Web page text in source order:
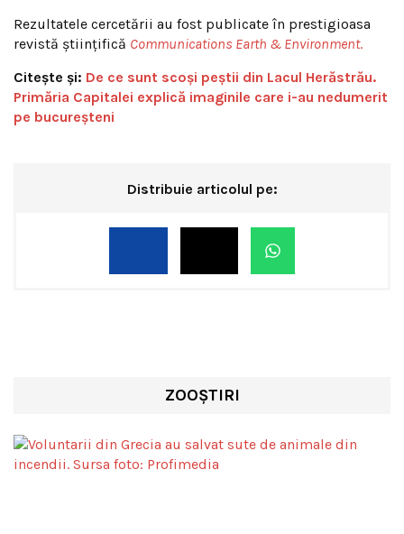
Rezultatele cercetării au fost publicate în prestigioasa
revistă științifică Communications Earth & Environment.
Citește și: De ce sunt scoși peștii din Lacul Herăstrău.
Primăria Capitalei explică imaginile care i-au nedumerit
pe bucureșteni
Distribuie articolul pe:
ZOOȘTIRI